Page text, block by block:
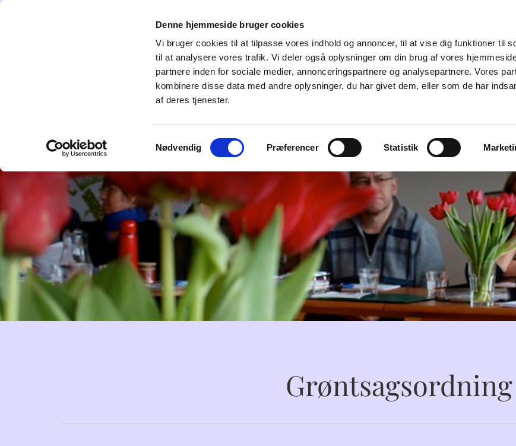
Denne hjemmeside bruger cookies
Vi bruger cookies til at tilpasse vores indhold og annoncer, til at vise dig funktioner til
til at analysere vores trafik. Vi deler også oplysninger om din brug af vores
partnere inden for sociale medier, annonceringspartnere og analysepartnere. Vores
kombinere disse data med andre oplysninger, du har givet dem, eller som de har
af deres tjenester.
Nødvendig Præferencer Statistik
Hvem er vi Det sker i AiH Byggeri & miljø Landbrug og natur Galleri
Grøntsagsordning